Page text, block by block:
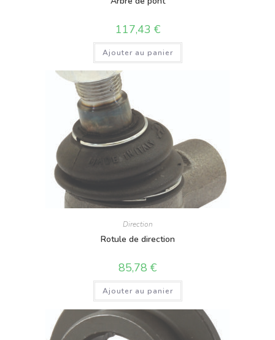
117,43 €
Ajouter au panier
Direction
Rotule de direction
85,78 €
Ajouter au panier